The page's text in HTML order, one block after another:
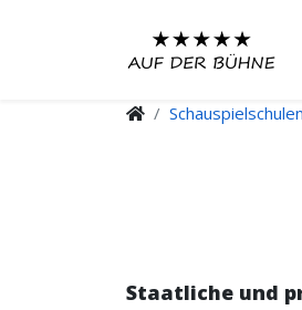
Schauspielschulen
Staatliche und